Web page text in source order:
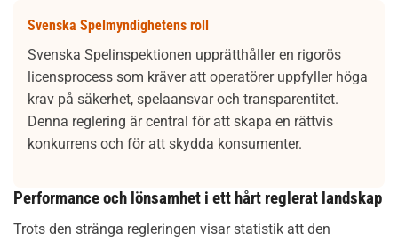
Svenska Spelmyndighetens roll
Svenska Spelinspektionen upprätthåller en rigorös
licensprocess som kräver att operatörer uppfyller höga
krav på säkerhet, spelaansvar och transparentitet.
Denna reglering är central för att skapa en rättvis
konkurrens och för att skydda konsumenter.
Performance och lönsamhet i ett hårt reglerat landskap
Trots den stränga regleringen visar statistik att den